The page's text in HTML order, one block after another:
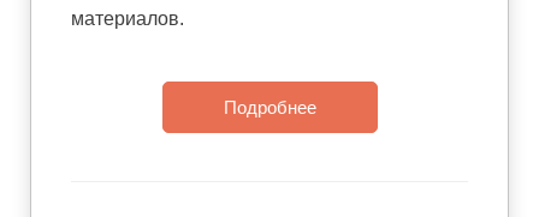
материалов.
Подробнее